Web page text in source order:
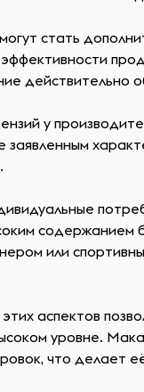
стать
действительно
у
заявленным
содержанием
или
аспектов
уровне. Мака
что делает